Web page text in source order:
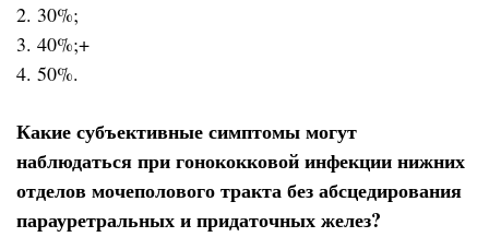
2. 30%;
3. 40%;+
4. 50%.
Какие субъективные симптомы могут
наблюдаться при гонококковой инфекции нижних
отделов мочеполового тракта без абсцедирования
парауретральных и придаточных желез?